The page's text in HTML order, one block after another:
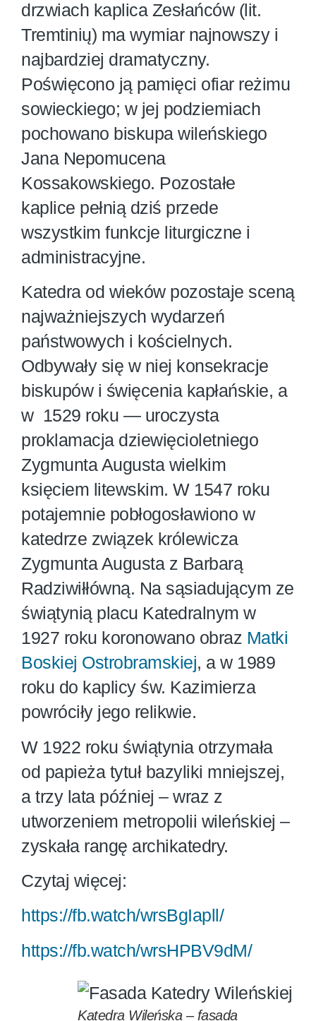
drzwiach kaplica Zesłańców (lit.
Tremtinių) ma wymiar najnowszy i
najbardziej dramatyczny.
Poświęcono ją pamięci ofiar reżimu
sowieckiego; w jej podziemiach
pochowano biskupa wileńskiego
Jana Nepomucena
Kossakowskiego. Pozostałe
kaplice pełnią dziś przede
wszystkim funkcje liturgiczne i
administracyjne.
Katedra od wieków pozostaje sceną
najważniejszych wydarzeń
państwowych i kościelnych.
Odbywały się w niej konsekracje
biskupów i święcenia kapłańskie, a
w 1529 roku — uroczysta
proklamacja dziewięcioletniego
Zygmunta Augusta wielkim
księciem litewskim. W 1547 roku
potajemnie pobłogosławiono w
katedrze związek królewicza
Zygmunta Augusta z Barbarą
Radziwiłłówną. Na sąsiadującym ze
świątynią placu Katedralnym w
1927 roku koronowano obraz Matki
Boskiej Ostrobramskiej, a w 1989
roku do kaplicy św. Kazimierza
powróciły jego relikwie.
W 1922 roku świątynia otrzymała
od papieża tytuł bazyliki mniejszej,
a trzy lata później – wraz z
utworzeniem metropolii wileńskiej –
zyskała rangę archikatedry.
Czytaj więcej:
https://fb.watch/wrsBgIapll/
https://fb.watch/wrsHPBV9dM/
Katedra Wileńska – fasada